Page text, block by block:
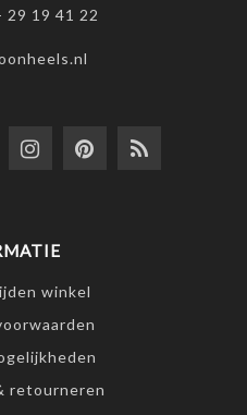
29 19 41 22
winkel
retourneren